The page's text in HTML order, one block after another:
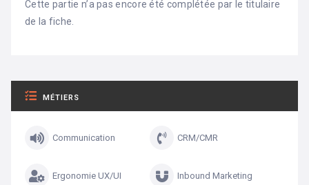
Cette partie n’a pas encore été complétée par le titulaire
de la fiche.
MÉTIERS
Communication CRM/CMR
Ergonomie UX/UI Inbound Marketing